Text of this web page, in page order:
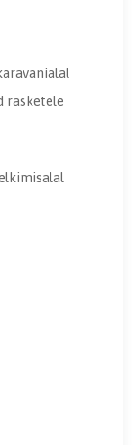
rasketele